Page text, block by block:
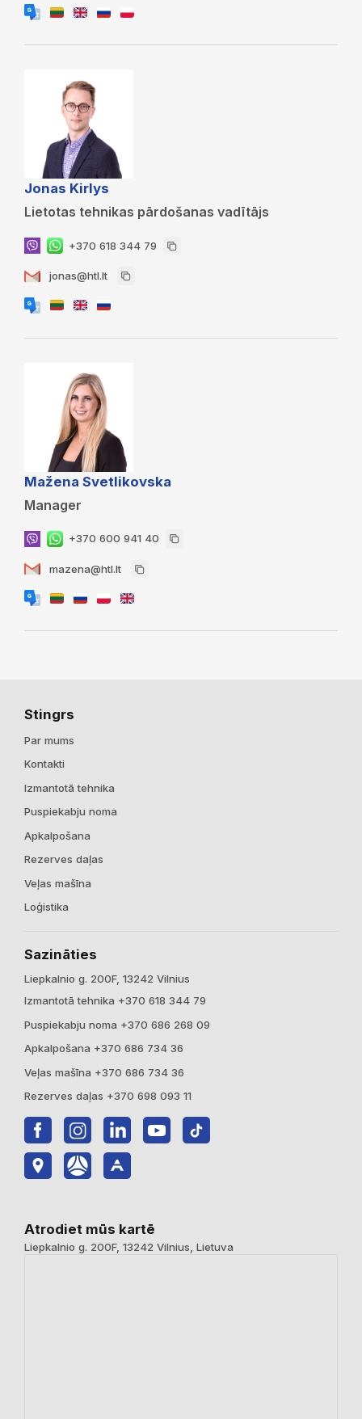
Jonas Kirlys
Lietotas tehnikas pārdošanas vadītājs
+370 618 344 79
jonas@htl.lt
Mažena Svetlikovska
Manager
+370 600 941 40
mazena@htl.lt
Stingrs
Par mums
Kontakti
Izmantotā tehnika
Puspiekabju noma
Apkalpošana
Rezerves daļas
Veļas mašīna
Loģistika
Sazināties
Liepkalnio g. 200F, 13242 Vilnius
Izmantotā tehnika +370 618 344 79
Puspiekabju noma +370 686 268 09
Apkalpošana +370 686 734 36
Veļas mašīna +370 686 734 36
Rezerves daļas +370 698 093 11
Atrodiet mūs kartē
Liepkalnio g. 200F, 13242 Vilnius, Lietuva